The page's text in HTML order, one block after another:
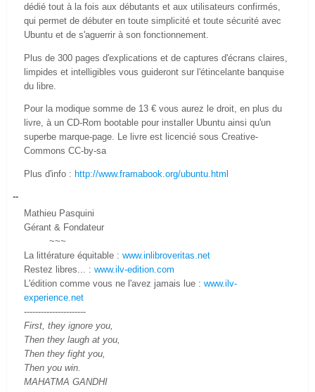
dédié tout à la fois aux débutants et aux utilisateurs confirmés,
qui permet de débuter en toute simplicité et toute sécurité avec
Ubuntu et de s'aguerrir à son fonctionnement.
Plus de 300 pages d'explications et de captures d'écrans claires,
limpides et intelligibles vous guideront sur l'étincelante banquise
du libre.
Pour la modique somme de 13 € vous aurez le droit, en plus du
livre, à un CD-Rom bootable pour installer Ubuntu ainsi qu'un
superbe marque-page. Le livre est licencié sous Creative-
Commons CC-by-sa
Plus d'info : http://www.framabook.org/ubuntu.html
--
Mathieu Pasquini
Gérant & Fondateur
~~~
La littérature équitable : www.inlibroveritas.net
Restez libres... : www.ilv-edition.com
L'édition comme vous ne l'avez jamais lue : www.ilv-
experience.net
----------------------
First, they ignore you,
Then they laugh at you,
Then they fight you,
Then you win.
MAHATMA GANDHI